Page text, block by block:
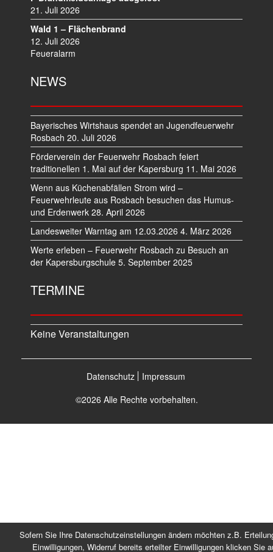
21. Juli 2026
Wald 1 – Flächenbrand
12. Juli 2026
Feueralarm
NEWS
Bayerisches Wirtshaus spendet an Jugendfeuerwehr
Rosbach 20. Juli 2026
Förderverein der Feuerwehr Rosbach feiert
traditionellen 1. Mai auf der Kapersburg 11. Mai 2026
Wenn aus Küchenabfällen Strom wird –
Feuerwehrleute aus Rosbach besuchen das Humus-
und Erdenwerk 28. April 2026
Landesweiter Warntag am 12.03.2026 4. März 2026
Werte erleben – Feuerwehr Rosbach zu Besuch an
der Kapersburgschule 5. September 2025
TERMINE
Keine Veranstaltungen
Datenschutz
Impressum
©2026 Alle Rechte vorbehalten.
Sofern Sie Ihre Datenschutzeinstellungen ändern möchten z.B.
Einwilligungen, Widerruf bereits erteilter Einwilligungen klicken Sie